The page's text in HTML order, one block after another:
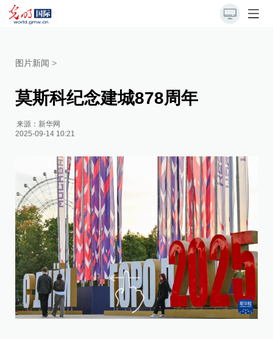
图片新闻 >
莫斯科纪念建城878周年
来源： 新华网
2025-09-14 10:21